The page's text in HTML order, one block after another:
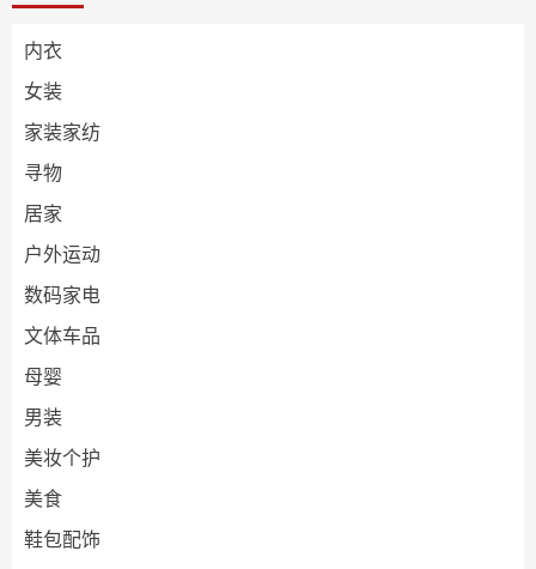
内衣
女装
家装家纺
寻物
居家
户外运动
数码家电
文体车品
母婴
男装
美妆个护
美食
鞋包配饰